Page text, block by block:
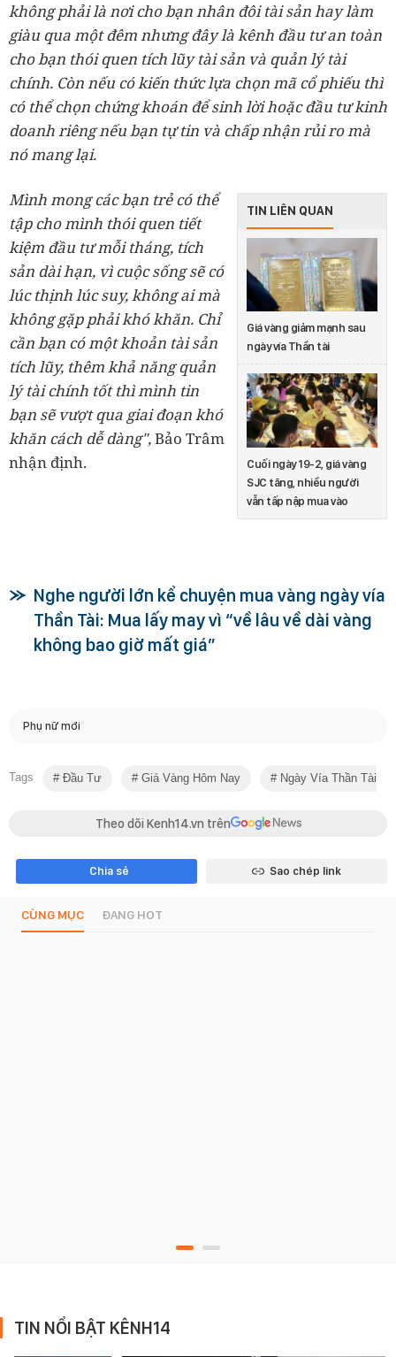
không phải là nơi cho bạn nhân đôi tài sản hay làm
giàu qua một đêm nhưng đây là kênh đầu tư an toàn
cho bạn thói quen tích lũy tài sản và quản lý tài
chính. Còn nếu có kiến thức lựa chọn mã cổ phiếu thì
có thể chọn chứng khoán để sinh lời hoặc đầu tư kinh
doanh riêng nếu bạn tự tin và chấp nhận rủi ro mà
nó mang lại.
TIN LIÊN QUAN
Giá vàng giảm mạnh sau
ngày vía Thần tài
Cuối ngày 19-2, giá vàng
SJC tăng, nhiều người
vẫn tấp nập mua vào
Mình mong các bạn trẻ có thể
tập cho mình thói quen tiết
kiệm đầu tư mỗi tháng, tích
sản dài hạn, vì cuộc sống sẽ có
lúc thịnh lúc suy, không ai mà
không gặp phải khó khăn. Chỉ
cần bạn có một khoản tài sản
tích lũy, thêm khả năng quản
lý tài chính tốt thì mình tin
bạn sẽ vượt qua giai đoạn khó
khăn cách dễ dàng",Bảo Trâm
nhận định.
Nghe người lớn kể chuyện mua vàng ngày vía
Thần Tài: Mua lấy may vì “về lâu về dài vàng
không bao giờ mất giá”
Phụ nữ mới
Tags Đầu Tư Giá Vàng Hôm Nay Ngày Vía Thần Tài
Theo dõi Kenh14.vn trên
Chia sẻ Sao chép link
CÙNG MỤC ĐANG HOT
TIN NỔI BẬT KÊNH14